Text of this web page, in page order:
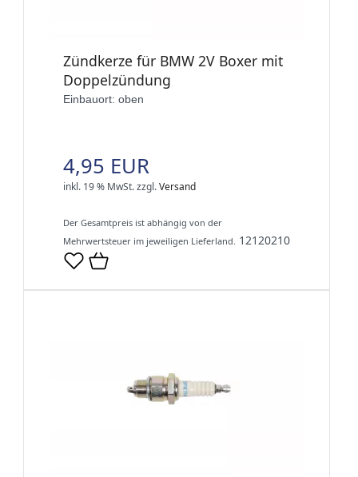
Zündkerze für BMW 2V Boxer mit
Doppelzündung
Einbauort: oben
4,95 EUR
inkl. 19 % MwSt.zzgl.Versand
Der Gesamtpreis ist abhängig von der
Mehrwertsteuer im jeweiligen Lieferland. 12120210